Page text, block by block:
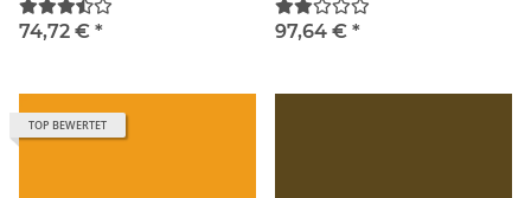
74,72 € * 97,64 € *
TOP BEWERTET